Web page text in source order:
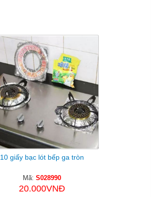
10 giấy bạc lót bếp ga tròn
Mã: S028990
20.000VNĐ